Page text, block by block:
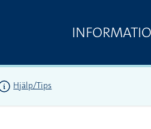
Hjälp/Tips